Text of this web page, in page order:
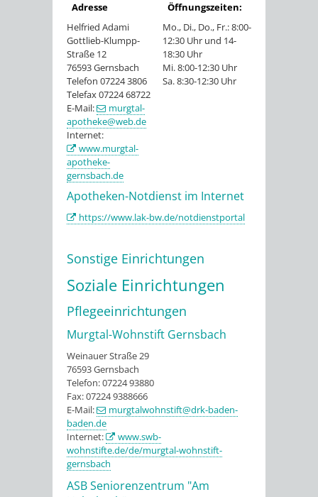
Adresse
Öffnungszeiten:
Helfried Adami
Gottlieb-Klumpp-
Straße 12
76593 Gernsbach
Telefon 07224 3806
Telefax 07224 68722
E-Mail:
murgtal-
apotheke@web.de
Internet:
www.murgtal-
apotheke-
gernsbach.de
Mo., Di., Do., Fr.: 8:00-
12:30 Uhr und 14-
18:30 Uhr
Mi. 8:00-12:30 Uhr
Sa. 8:30-12:30 Uhr
Apotheken-Notdienst im Internet
https://www.lak-bw.de/notdienstportal
Sonstige Einrichtungen
Soziale Einrichtungen
Pflegeeinrichtungen
Murgtal-Wohnstift Gernsbach
Weinauer Straße 29
76593 Gernsbach
Telefon: 07224 93880
Fax: 07224 9388666
E-Mail:
murgtalwohnstift@drk-baden-
baden.de
Internet:
www.swb-
wohnstifte.de/de/murgtal-wohnstift-
gernsbach
ASB Seniorenzentrum "Am